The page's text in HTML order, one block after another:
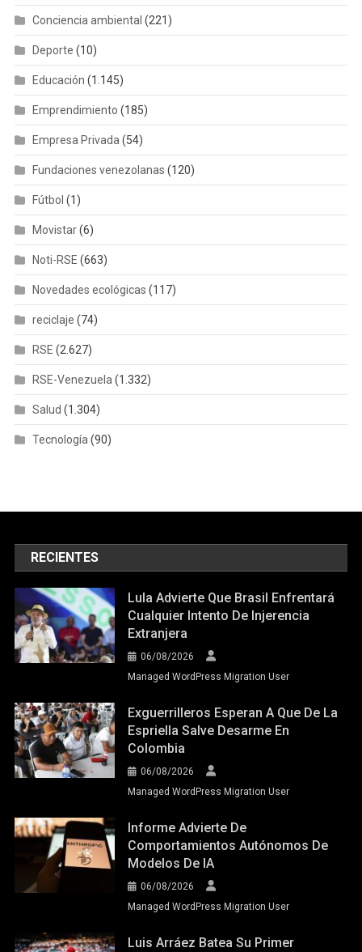
Conciencia ambiental (221)
Deporte (10)
Educación (1.145)
Emprendimiento (185)
Empresa Privada(54)
Fundaciones venezolanas (120)
Fútbol (1)
Movistar(6)
Noti-RSE (663)
Novedades ecológicas (117)
reciclaje (74)
RSE (2.627)
RSE-Venezuela(1.332)
Salud (1.304)
Tecnología(90)
RECIENTES
Lula Advierte Que Brasil Enfrentará
Cualquier Intento De Injerencia
Extranjera
06/08/2026
Managed WordPress Migration User
Exguerrilleros Esperan A Que De La
Espriella Salve Desarme En
Colombia
06/08/2026
Managed WordPress Migration User
Informe Advierte De
Comportamientos Autónomos De
Modelos De IA
06/08/2026
Managed WordPress Migration User
Luis Arráez Batea Su Primer